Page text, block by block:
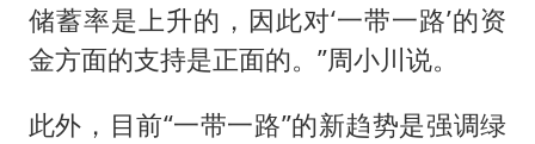
储蓄率是上升的，因此对‘一带一路’的资
金方面的支持是正面的。”周小川说。
此外，目前“一带一路”的新趋势是强调绿